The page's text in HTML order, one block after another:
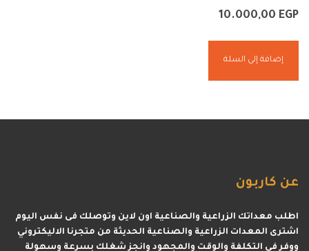
10.000,00 EGP
إضافة إلى السلة
عن كاربون
اطلب معداتك الزراعية والصناعية اون لاين وتوصلك فى نفس اليوم
اشترى المعدات الزراعية والصناعية الحديثة من متجرنا الاليكتروني
ووفر فى التكلفة والوقت والمجهود وانجز شغلك بسرعة وسهولة